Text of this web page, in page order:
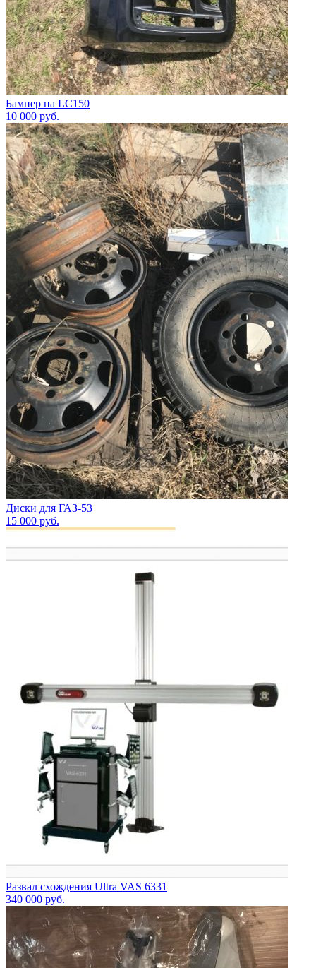
Бампер на LC150
10 000 руб.
Диски для ГАЗ-53
15 000 руб.
Развал схождения Ultra VAS 6331
340 000 руб.